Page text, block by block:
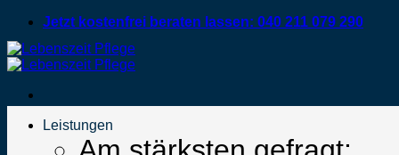
Zum
springen
Jetzt kostenfrei beraten lassen: 040 211 079 290
Leistungen